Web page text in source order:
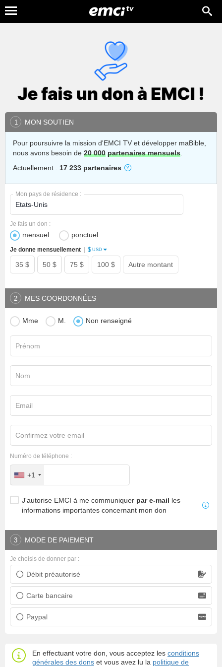
1 MON SOUTIEN
Pour poursuivre la mission d'EMCI TV et développer maBible,
nous avons besoin de 20 000 partenaires mensuels.
Actuellement : 17 233 partenaires
Mon pays de résidence :
mensuel ponctuel
Je fais un don :
35 $ 50 $ 75 $ 100 $ Autre montant
Je donne mensuellement $ USD
2 MES COORDONNÉES
Mme M. Non renseigné
Prénom
Nom
Email
Confirmez votre email
Numéro de téléphone :
+1
J'autorise EMCI à me communiquer par e-mail les
informations importantes concernant mon don
3 MODE DE PAIEMENT
Débit préautorisé
Prélèvement bancaire
Carte bancaire
Carte bancaire
Paypal
Paypal
Je choisis de donner par :
En effectuant votre don, vous acceptez les conditions
générales des dons et vous avez lu la politique de